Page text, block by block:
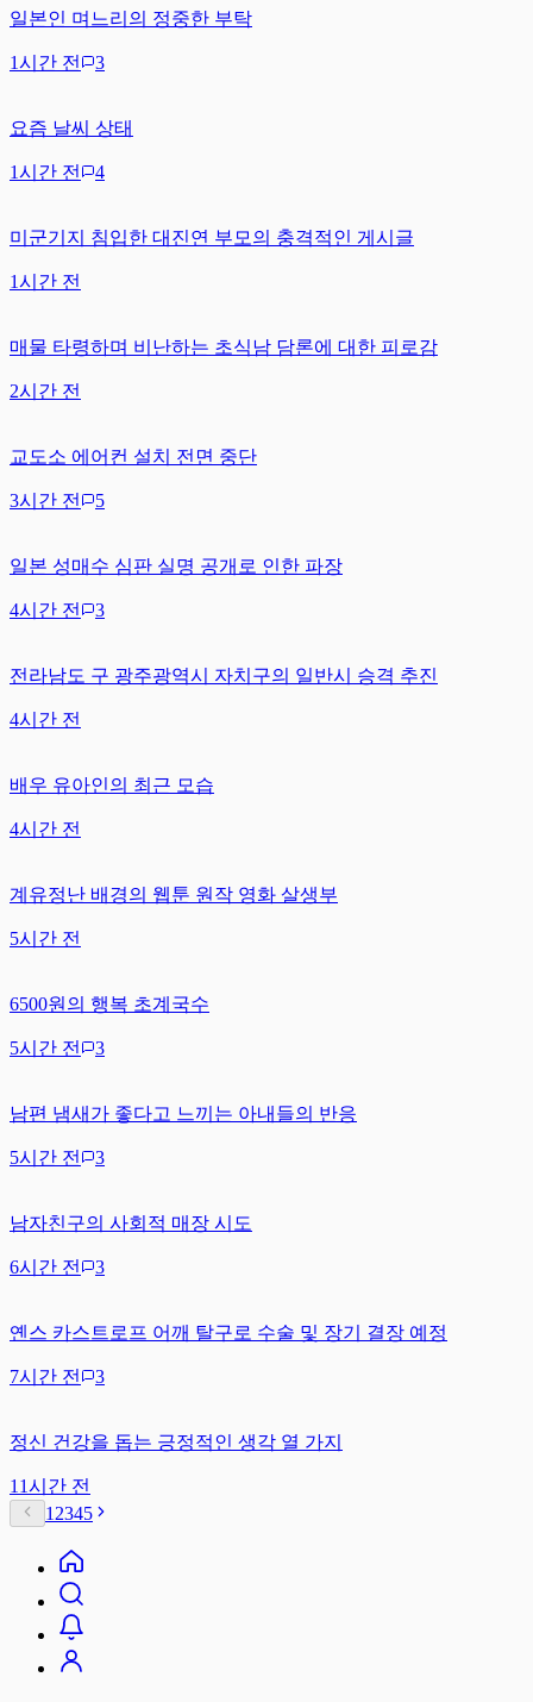
일본인 며느리의 정중한 부탁
1시간 전 3
요즘 날씨 상태
1시간 전 4
미군기지 침입한 대진연 부모의 충격적인 게시글
1시간 전
매물 타령하며 비난하는 초식남 담론에 대한 피로감
2시간 전
교도소 에어컨 설치 전면 중단
3시간 전 5
일본 성매수 심판 실명 공개로 인한 파장
4시간 전 3
전라남도 구 광주광역시 자치구의 일반시 승격 추진
4시간 전
배우 유아인의 최근 모습
4시간 전
계유정난 배경의 웹툰 원작 영화 살생부
5시간 전
6500원의 행복 초계국수
5시간 전 3
남편 냄새가 좋다고 느끼는 아내들의 반응
5시간 전 3
남자친구의 사회적 매장 시도
6시간 전 3
옌스 카스트로프 어깨 탈구로 수술 및 장기 결장 예정
7시간 전 3
정신 건강을 돕는 긍정적인 생각 열 가지
11시간 전
1 2345